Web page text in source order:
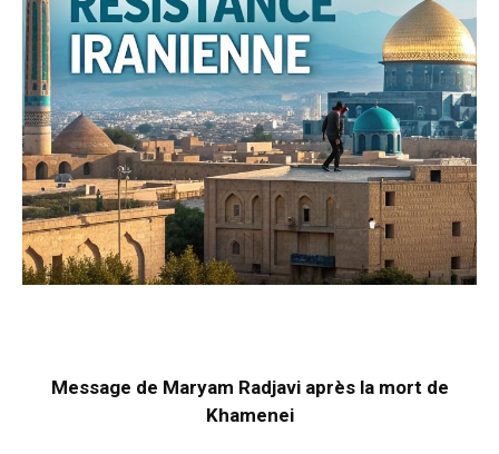
Message de Maryam Radjavi après la mort de
Khamenei